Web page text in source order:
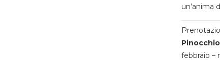
un’anima
febbraio –